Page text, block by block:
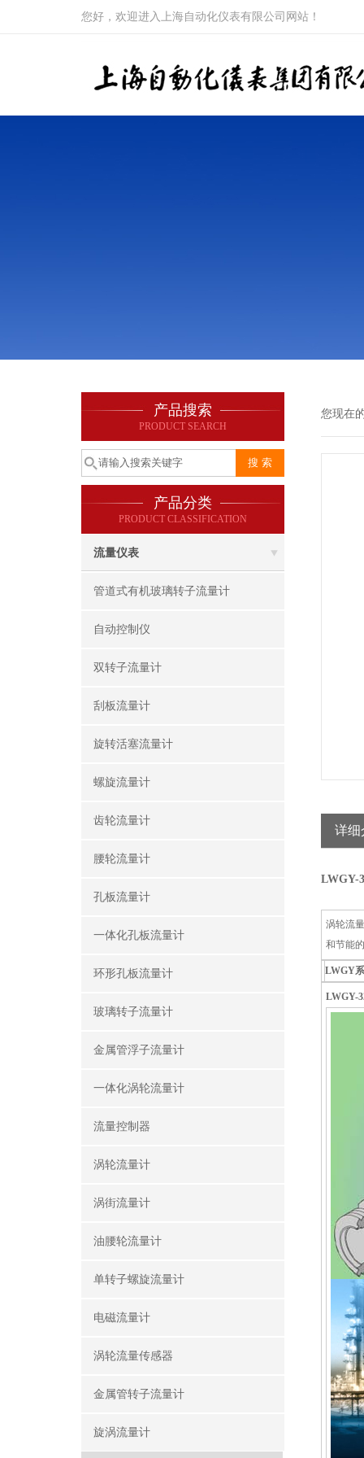
您好，欢迎进入上海自动化仪表有限公司网站！
产品搜索
PRODUCT SEARCH
产品分类
PRODUCT CLASSIFICATION
流量仪表
管道式有机玻璃转子流量计
自动控制仪
双转子流量计
刮板流量计
旋转活塞流量计
螺旋流量计
齿轮流量计
腰轮流量计
孔板流量计
一体化孔板流量计
环形孔板流量计
玻璃转子流量计
金属管浮子流量计
一体化涡轮流量计
流量控制器
涡轮流量计
涡街流量计
油腰轮流量计
单转子螺旋流量计
电磁流量计
涡轮流量传感器
金属管转子流量计
旋涡流量计
您现在
详细
LWGY-
涡轮流
和节能
LWGY
LWGY-